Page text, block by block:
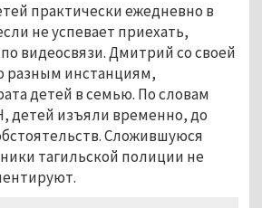
практически ежедневно в
не успевает приехать,
видеосвязи. Дмитрий со своей
разным инстанциям,
детей в семью. По словам
детей изъяли временно, до
Сложившуюся
тагильской полиции не